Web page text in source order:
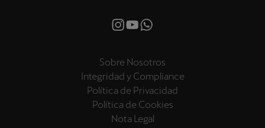
Sobre Nosotros
Integridad y Compliance
Política de Privacidad
Política de Cookies
Nota Legal